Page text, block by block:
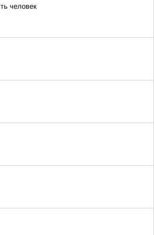
человек